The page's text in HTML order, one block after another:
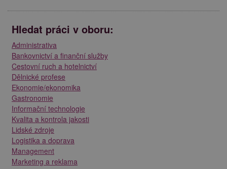
Hledat práci v oboru:
Administrativa
Bankovnictví a finanční služby
Cestovní ruch a hotelnictví
Dělnické profese
Ekonomie/ekonomika
Gastronomie
Informační technologie
Kvalita a kontrola jakosti
Lidské zdroje
Logistika a doprava
Management
Marketing a reklama